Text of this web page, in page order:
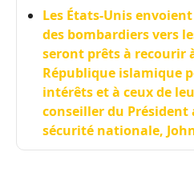
Les États-Unis
des bombardiers vers
seront prêts à recourir
République islamique
intérêts et à ceux de
conseiller du Président
sécurité nationale,